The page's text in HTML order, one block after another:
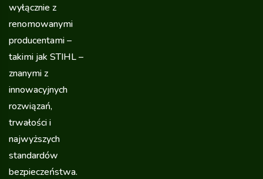
wyłącznie z
renomowanymi
producentami –
takimi jak STIHL –
znanymi z
innowacyjnych
rozwiązań,
trwałości i
najwyższych
standardów
bezpieczeństwa.